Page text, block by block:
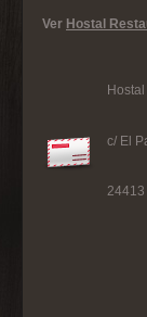
Ver Hostal
c/ El
24413